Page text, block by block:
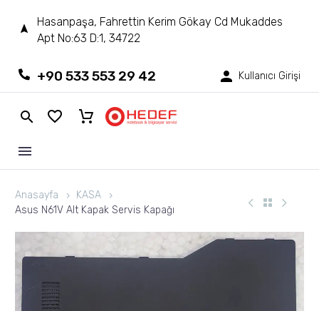
Hasanpaşa, Fahrettin Kerim Gökay Cd Mukaddes
Apt No:63 D:1, 34722
+90 533 553 29 42 Kullanıcı Girişi
Anasayfa
KASA
Asus N61V Alt Kapak Servis Kapağı